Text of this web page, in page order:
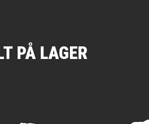
PÅ LAGER